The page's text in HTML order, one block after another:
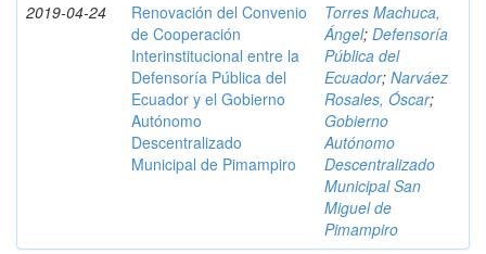
2019-04-24
Renovación del Convenio
de Cooperación
Interinstitucional entre la
Defensoría Pública del
Ecuador y el Gobierno
Autónomo
Descentralizado
Municipal de Pimampiro
Torres Machuca,
Ángel; Defensoría
Pública del
Ecuador; Narváez
Rosales, Óscar;
Gobierno
Autónomo
Descentralizado
Municipal San
Miguel de
Pimampiro